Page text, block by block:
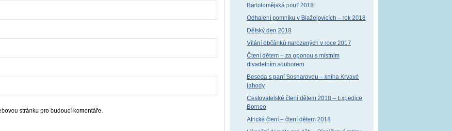
stránku pro budoucí komentáře.
Bartolomějská pouť 2018
Odhalení pomníku v Blažejovicích – rok 2018
Dětský den 2018
Vítání občánků narozených v roce 2017
Čtení dětem – za oponou s místním
divadelním souborem
Beseda s paní Sosnarovou – kniha Krvavé
jahody
Cestovatelské čtení dětem 2018 – Expedice
Borneo
Africké čtení – čtení dětem 2018